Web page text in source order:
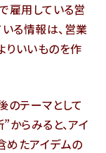
雇用している営
る情報は、営業
りいいものを作
のテーマとして
らみると、アイ
めたアイデムの